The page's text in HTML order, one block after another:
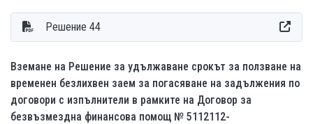
Решение 44
Вземане на Решение за удължаване срокът за ползване на
временен безлихвен заем за погасяване на задължения по
договори с изпълнители в рамките на Договор за
безвъзмездна финансова помощ № 5112112-